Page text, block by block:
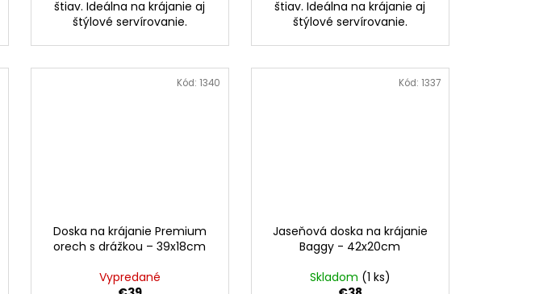
štiav. Ideálna na krájanie aj
štýlové servírovanie.
štiav. Ideálna na krájanie aj
štýlové servírovanie.
Doska na krájanie Premium
orech s drážkou – 39x18cm
Vypredané
Kód: 1340
Jaseňová doska na krájanie
Baggy - 42x20cm
Skladom (1 ks)
Kód: 1337